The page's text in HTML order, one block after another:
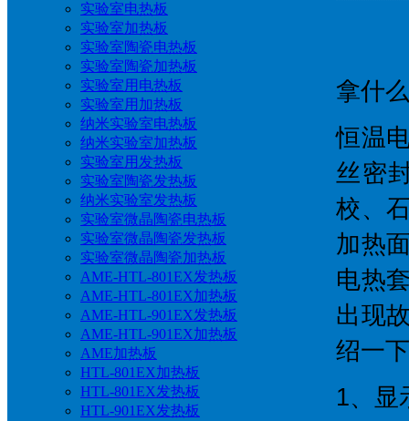
实验室电热板
实验室加热板
实验室陶瓷电热板
实验室陶瓷加热板
实验室用电热板
实验室用加热板
纳米实验室电热板
纳米实验室加热板
实验室用发热板
实验室陶瓷发热板
纳米实验室发热板
实验室微晶陶瓷电热板
实验室微晶陶瓷发热板
实验室微晶陶瓷加热板
AME-HTL-801EX发热板
AME-HTL-801EX加热板
AME-HTL-901EX发热板
AME-HTL-901EX加热板
AME加热板
HTL-801EX加热板
HTL-801EX发热板
HTL-901EX发热板
拿什
恒温
丝密
校、
加热
电热
出现
绍一
1、显